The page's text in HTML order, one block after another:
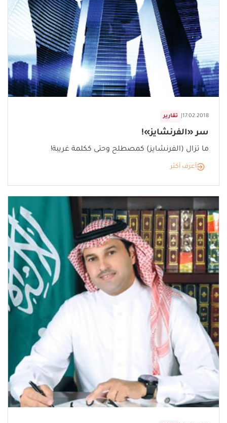
تقارير 17.02.2018
سر «الفرنشايز»!
ما تزال (الفرنشايز) كمصطلح وحتى ككلمة غريبة!
أعرف أكثر